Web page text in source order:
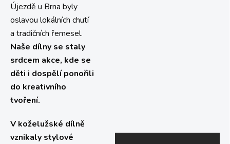
Újezdě u Brna byly
oslavou lokálních chutí
a tradičních řemesel.
Naše dílny se staly
srdcem akce, kde se
děti i dospělí ponořili
do kreativního
tvoření.
V koželužské dílně
vznikaly stylové